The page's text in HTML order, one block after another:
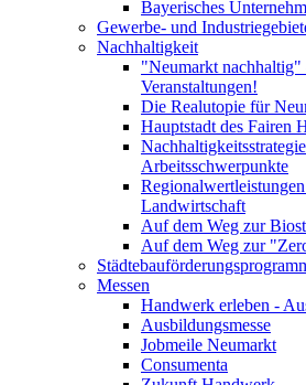
Bayerisches
Gewerbe- und
Nachhaltigkeit
"Neumarkt
Veranstaltungen!
Die Realutopie für
Hauptstadt des Fairen
Arbeitsschwerpunkte
Landwirtschaft
Auf dem Weg zur
Auf dem Weg zur
Messen
Handwerk erleben -
Ausbildungsmesse
Jobmeile Neumarkt
Consumenta